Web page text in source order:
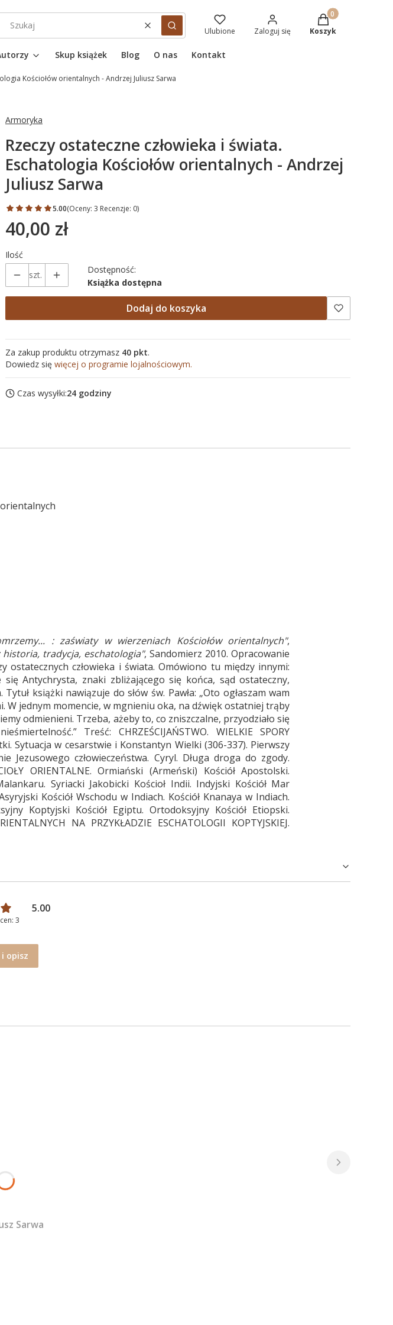
WyczyśćSzukaj Ulubione Zaloguj się
Produkty w
Koszyk
Skup książek Blog O nas Kontakt
Kościołów orientalnych - Andrzej Juliusz Sarwa
Armoryka
Rzeczy ostateczne człowieka i świata.
Eschatologia Kościołów orientalnych - Andrzej
Juliusz Sarwa
5.00(Oceny: 3 Recenzje: 0)
Cena
40,00 zł
Ilość
szt.
Dostępność:
Książka dostępna
Dodaj do koszyka
Za zakup produktu otrzymasz 40 pkt.
Dowiedz się więcej o programie lojalnościowym.
Czas wysyłki:24 godziny
orientalnych
: zaświaty w wierzeniach Kościołów orientalnych",
historia, tradycja, eschatologia", Sandomierz 2010. Opracowanie
ostatecznych człowieka i świata. Omówiono tu między innymi:
Antychrysta, znaki zbliżającego się końca, sąd ostateczny,
książki nawiązuje do słów św. Pawła: „Oto ogłaszam wam
W jednym momencie, w mgnieniu oka, na dźwięk ostatniej trąby
odmienieni. Trzeba, ażeby to, co zniszczalne, przyodziało się
Treść: CHRZEŚCIJAŃSTWO. WIELKIE SPORY
Sytuacja w cesarstwie i Konstantyn Wielki (306-337). Pierwszy
Jezusowego człowieczeństwa. Cyryl. Długa droga do zgody.
ORIENTALNE. Ormiański (Armeński) Kościół Apostolski.
Syriacki Jakobicki Kościoł Indii. Indyjski Kościół Mar
Kościół Wschodu w Indiach. Kościół Knanaya w Indiach.
Koptyjski Kościół Egiptu. Ortodoksyjny Kościół Etiopski.
NA PRZYKŁADZIE ESCHATOLOGII KOPTYJSKIEJ.
5.00
3
i opisz
Sarwa